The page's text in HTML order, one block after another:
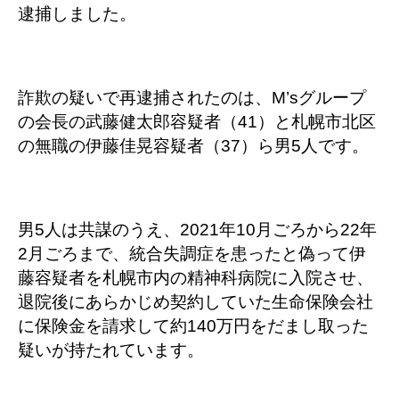
逮捕しました。
詐欺の疑いで再逮捕されたのは、M’sグループ
の会長の武藤健太郎容疑者（41）と札幌市北区
の無職の伊藤佳晃容疑者（37）ら男5人です。
男5人は共謀のうえ、2021年10月ごろから22年
2月ごろまで、統合失調症を患ったと偽って伊
藤容疑者を札幌市内の精神科病院に入院させ、
退院後にあらかじめ契約していた生命保険会社
に保険金を請求して約140万円をだまし取った
疑いが持たれています。